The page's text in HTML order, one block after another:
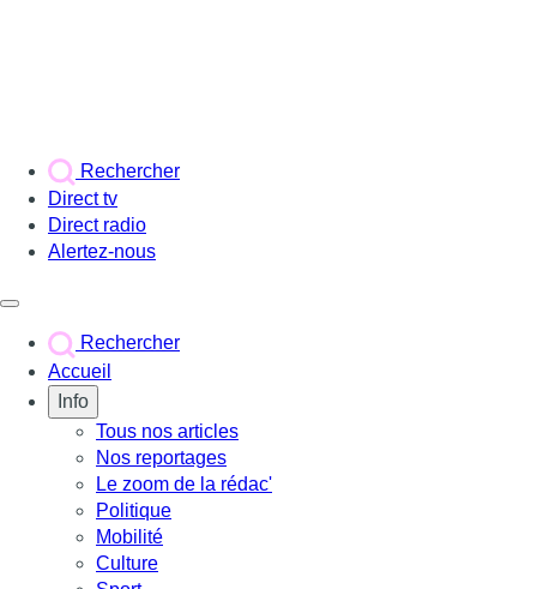
Rechercher
Direct tv
Direct radio
Alertez-nous
Rechercher
Accueil
Info
Tous nos articles
Nos reportages
Le zoom de la rédac'
Politique
Mobilité
Culture